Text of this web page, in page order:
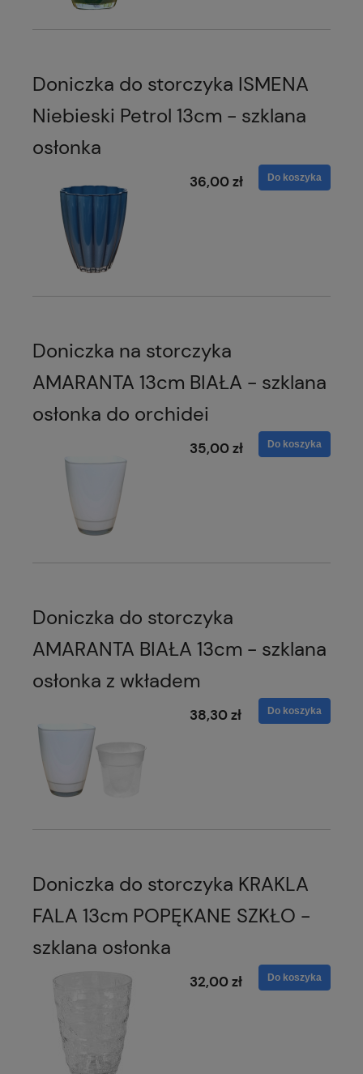
Doniczka do storczyka ISMENA
Niebieski Petrol 13cm - szklana
osłonka
36,00 zł Do koszyka
Doniczka na storczyka
AMARANTA 13cm BIAŁA - szklana
osłonka do orchidei
35,00 zł Do koszyka
Doniczka do storczyka
AMARANTA BIAŁA 13cm - szklana
osłonka z wkładem
38,30 zł Do koszyka
Doniczka do storczyka KRAKLA
FALA 13cm POPĘKANE SZKŁO -
szklana osłonka
32,00 zł Do koszyka